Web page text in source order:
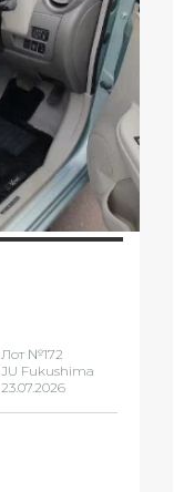
Лот №172
JU Fukushima
23.07.2026